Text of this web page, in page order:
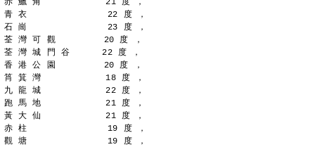
赤 鱲 角            21 度 ，
青 衣               22 度 ，
石 崗               23 度 ，
荃 灣 可 觀         20 度 ，
荃 灣 城 門 谷      22 度 ，
香 港 公 園         20 度 ，
筲 箕 灣            18 度 ，
九 龍 城            22 度 ，
跑 馬 地            21 度 ，
黃 大 仙            21 度 ，
赤 柱               19 度 ，
觀 塘               19 度 ，